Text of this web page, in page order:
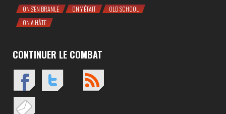
ON S'EN BRANLE
ON Y ÉTAIT
OLD SCHOOL
ON A HÂTE
CONTINUER LE COMBAT